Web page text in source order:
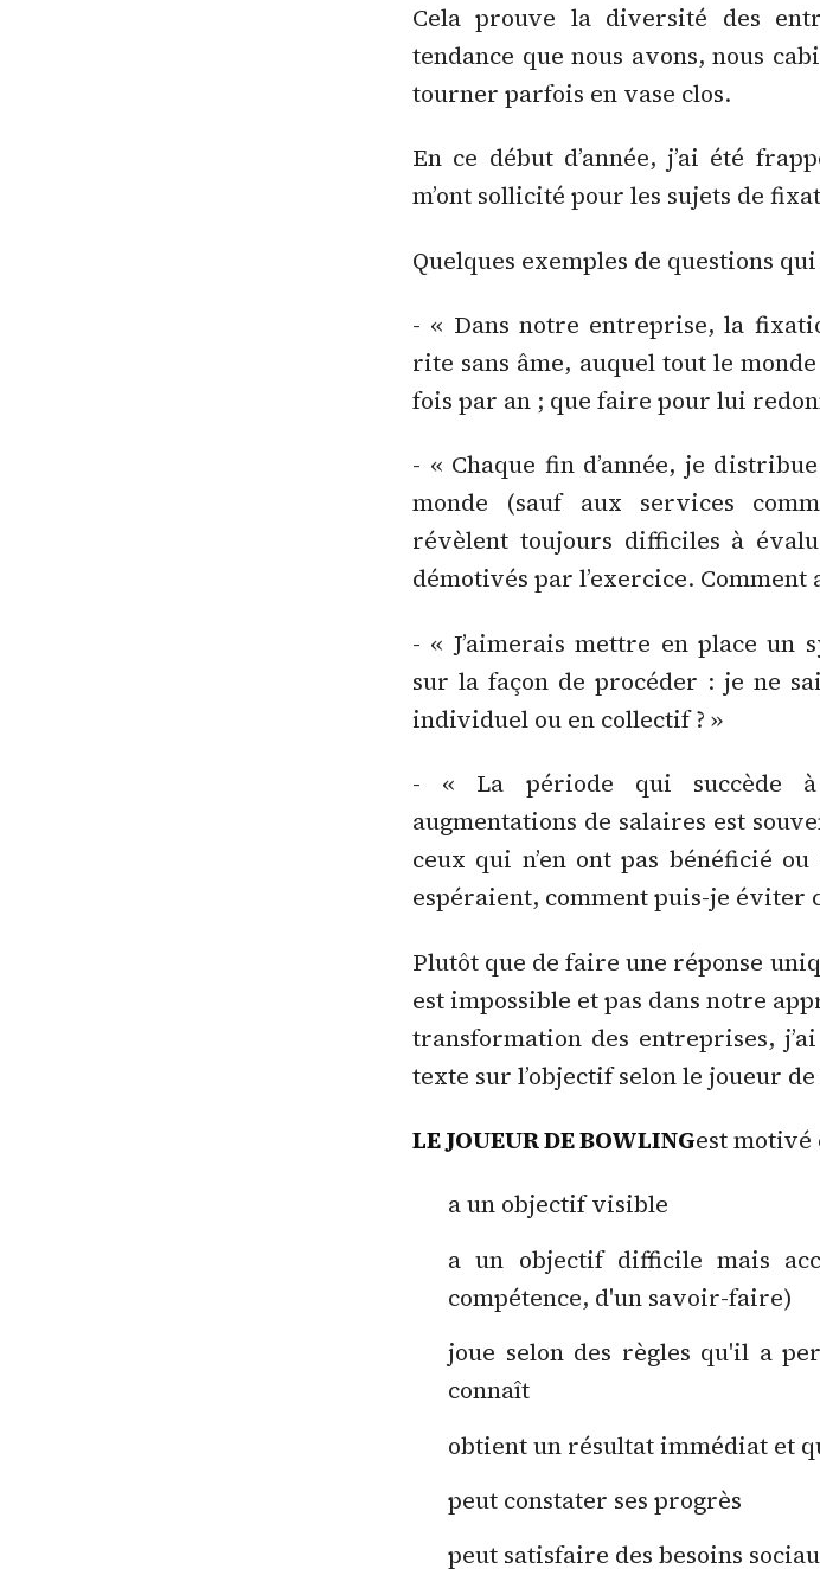
Cela prouve la diversité des
tendance que nous avons, nous
tourner parfois en vase clos.
En ce début d’année, j’ai été
m’ont sollicité pour les sujets de
Quelques exemples de questions qui
- « Dans notre entreprise, la
rite sans âme, auquel tout le
fois par an ; que faire pour lui
- « Chaque fin d’année, je
monde (sauf aux services
révèlent toujours difficiles à
démotivés par l’exercice.
- « J’aimerais mettre en place un
sur la façon de procéder : je ne
individuel ou en collectif ? »
- « La période qui succède
augmentations de salaires est
ceux qui n’en ont pas bénéficié
espéraient, comment puis-je éviter
Plutôt que de faire une réponse
est impossible et pas dans notre
transformation des entreprises,
texte sur l’objectif selon le joueur
LE JOUEUR DE BOWLINGest
a un objectif visible
a un objectif difficile mais
compétence, d'un savoir-faire)
joue selon des règles qu'il a
connaît
obtient un résultat immédiat et
peut constater ses progrès
peut satisfaire des besoins